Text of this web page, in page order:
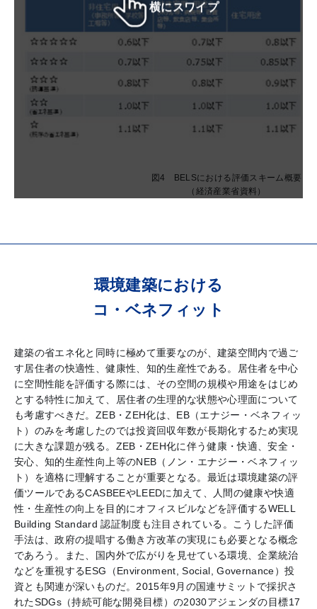
図4 BELSにおける評価スキーム概要
（経済産業省資料）
横にスワイプ
環境建築における
コ・ベネフィット
建築の省エネ化と同時に極めて重要なのが、建築空間内で過ご
す居住者の快適性、健康性、知的生産性である。居住者を中心
に空間性能を評価する際には、その空間の規模や用途をはじめ
とする特性に加えて、居住者の生理的な状態や心理面について
も考慮すべきだ。ZEB・ZEH化は、EB（エナジー・ベネフィッ
ト）のみを考慮したのでは投資回収年数が長期化するため実現
に大きな課題が残る。ZEB・ZEH化に伴う健康・快適、安全・
安心、知的生産性向上等のNEB（ノン・エナジー・ベネフィッ
ト）を適格に理解することが重要となる。最近は環境建築の評
価ツールであるCASBEEやLEEDに加えて、人間の健康や快適
性・生産性の向上を目的にオフィスビルなどを評価するWELL
Building Standard 認証制度も注目されている。こうした評価
手法は、政府の提唱する働き方改革の実現にも必要となる概念
であろう。また、国内外で広がりを見せている環境、企業統治
などを重視するESG（Environment, Social, Governance）投
資とも関連が深いものだ。2015年9月の国連サミットで採択さ
れたSDGs（持続可能な開発目標）の2030アジェンダの目標17